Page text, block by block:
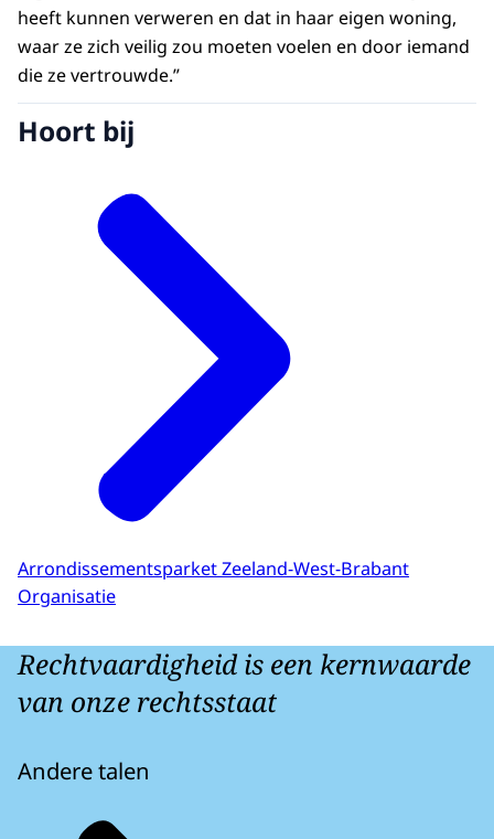
heeft kunnen verweren en dat in haar eigen woning,
waar ze zich veilig zou moeten voelen en door iemand
die ze vertrouwde.”
Hoort bij
Arrondissementsparket Zeeland-West-Brabant
Organisatie
Rechtvaardigheid is een kernwaarde
van onze rechtsstaat
Andere talen